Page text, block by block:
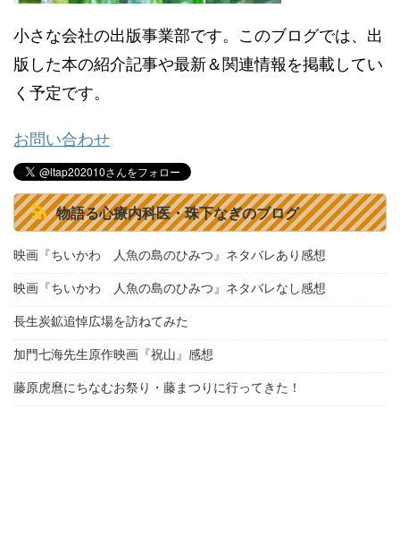
小さな会社の出版事業部です。このブログでは、出
版した本の紹介記事や最新＆関連情報を掲載してい
く予定です。
お問い合わせ
物語る心療内科医・珠下なぎのブログ
映画『ちいかわ 人魚の島のひみつ』ネタバレあり感想
映画『ちいかわ 人魚の島のひみつ』ネタバレなし感想
長生炭鉱追悼広場を訪ねてみた
加門七海先生原作映画『祝山』感想
藤原虎麿にちなむお祭り・藤まつりに行ってきた！